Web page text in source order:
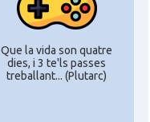
Que la vida son quatre
dies, i 3 te'ls passes
treballant... (Plutarc)